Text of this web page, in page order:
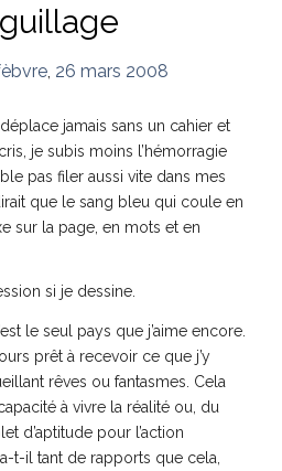
26 mars 2008
jamais sans un cahier et
je subis moins l’hémorragie
pas filer aussi vite dans mes
que le sang bleu qui coule en
sur la page, en mots et en
si je dessine.
le seul pays que j’aime encore.
prêt à recevoir ce que j’y
rêves ou fantasmes. Cela
à vivre la réalité ou, du
d’aptitude pour l’action
t-il tant de rapports que cela,